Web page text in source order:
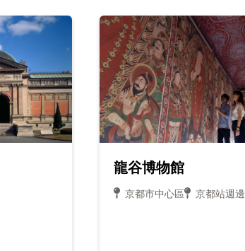
龍谷博物館
京都市中心區 京都站週邊